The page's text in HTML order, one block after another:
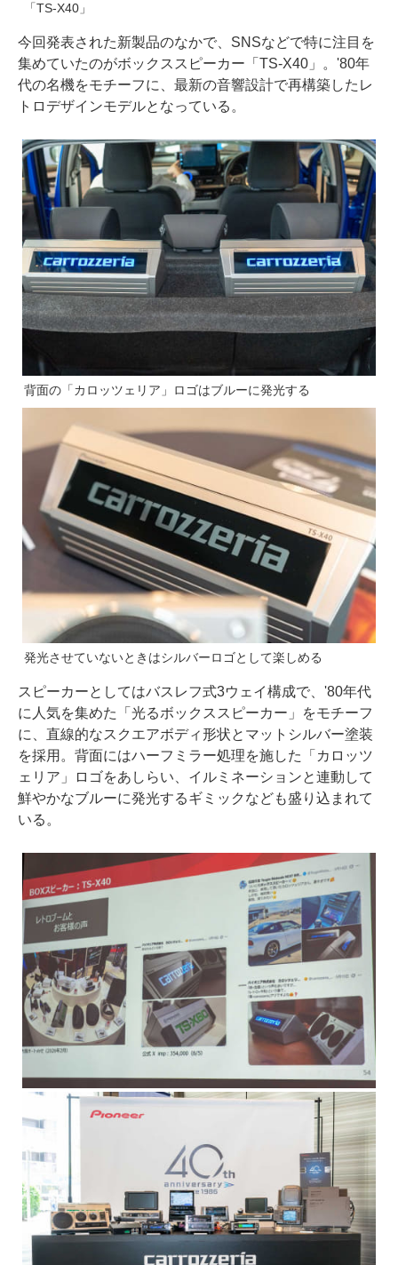
「TS-X40」
今回発表された新製品のなかで、SNSなどで特に注目を
集めていたのがボックススピーカー「TS-X40」。'80年
代の名機をモチーフに、最新の音響設計で再構築したレ
トロデザインモデルとなっている。
背面の「カロッツェリア」ロゴはブルーに発光する
発光させていないときはシルバーロゴとして楽しめる
スピーカーとしてはバスレフ式3ウェイ構成で、'80年代
に人気を集めた「光るボックススピーカー」をモチーフ
に、直線的なスクエアボディ形状とマットシルバー塗装
を採用。背面にはハーフミラー処理を施した「カロッツ
ェリア」ロゴをあしらい、イルミネーションと連動して
鮮やかなブルーに発光するギミックなども盛り込まれて
いる。